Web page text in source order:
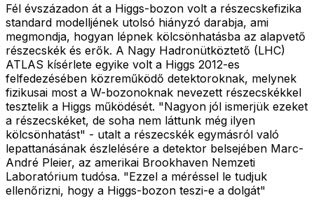
Fél évszázadon át a Higgs-bozon volt a részecskefizika
standard modelljének utolsó hiányzó darabja, ami
megmondja, hogyan lépnek kölcsönhatásba az alapvető
részecskék és erők. A Nagy Hadronütköztető (LHC)
ATLAS kísérlete egyike volt a Higgs 2012-es
felfedezésében közreműködő detektoroknak, melynek
fizikusai most a W-bozonoknak nevezett részecskékkel
tesztelik a Higgs működését. "Nagyon jól ismerjük ezeket
a részecskéket, de soha nem láttunk még ilyen
kölcsönhatást" - utalt a részecskék egymásról való
lepattanásának észlelésére a detektor belsejében Marc-
André Pleier, az amerikai Brookhaven Nemzeti
Laboratórium tudósa. "Ezzel a méréssel le tudjuk
ellenőrizni, hogy a Higgs-bozon teszi-e a dolgát"